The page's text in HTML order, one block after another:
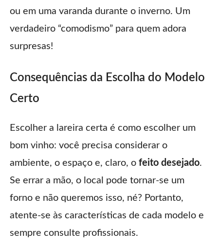
ou em uma varanda durante o inverno. Um
verdadeiro “comodismo” para quem adora
surpresas!
Consequências da Escolha do Modelo
Certo
Escolher a lareira certa é como escolher um
bom vinho: você precisa considerar o
ambiente, o espaço e, claro, o feito desejado.
Se errar a mão, o local pode tornar-se um
forno e não queremos isso, né? Portanto,
atente-se às características de cada modelo e
sempre consulte profissionais.